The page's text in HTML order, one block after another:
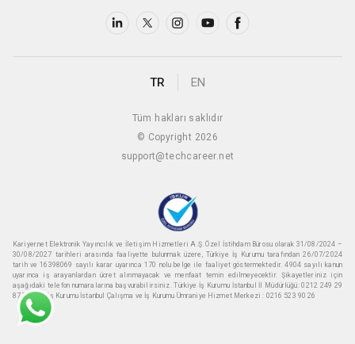
TR EN
Tüm hakları saklıdır
© Copyright 2026
support@techcareer.net
Kariyer.net Elektronik Yayıncılık ve İletişim Hizmetleri A.Ş. Özel İstihdam Bürosu olarak 31/08/2024 –
30/08/2027 tarihleri arasında faaliyette bulunmak üzere, Türkiye İş Kurumu tarafından 26/07/2024
tarih ve 16398069 sayılı karar uyarınca 170 nolu belge ile faaliyet göstermektedir. 4904 sayılı kanun
uyarınca iş arayanlardan ücret alınmayacak ve menfaat temin edilmeyecektir. Şikayetleriniz için
aşağıdaki telefon numaralarına başvurabilirsiniz. Türkiye İş Kurumu İstanbul İl Müdürlüğü: 0212 249 29
87 Türkiye iş Kurumu İstanbul Çalışma ve İş Kurumu Ümraniye Hizmet Merkezi : 0216 523 90 26